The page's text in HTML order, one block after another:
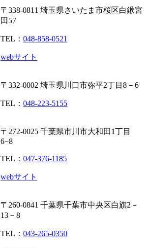
〒338-0811 埼玉県さいたま市桜区白鍬宮
田57
TEL： 048-858-0521
webサイト
〒332-0002 埼玉県川口市弥平2丁目8－6
TEL： 048-223-5155
〒272-0025 千葉県市川市大和田1丁目
6−8
TEL： 047-376-1185
webサイト
〒260-0841 千葉県千葉市中央区白旗2－
13－8
TEL： 043-265-0350